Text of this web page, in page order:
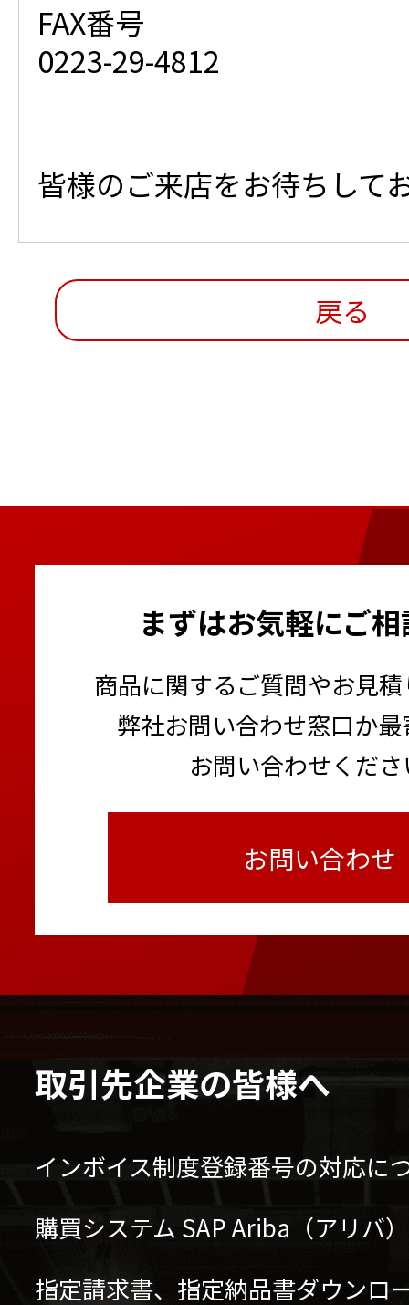
FAX番号
0223-29-4812
皆様のご来店をお待ちして
戻る
まずはお気軽にご
商品に関するご質問やお見
弊社お問い合わせ窓口か
お問い合わせくだ
お問い合わせ
取引先企業の皆様へ
インボイス制度登録番号の対応に
購買システム SAP Ariba（アリバ
指定請求書、指定納品書ダウンロ